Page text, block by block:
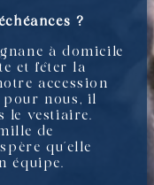
?
à domicile
et fêter la
accession
pour nous, il
le vestiaire.
de
qu’elle
équipe.